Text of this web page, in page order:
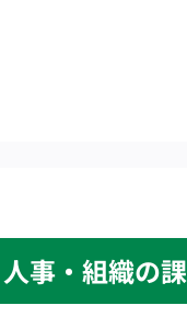
人事・組織の